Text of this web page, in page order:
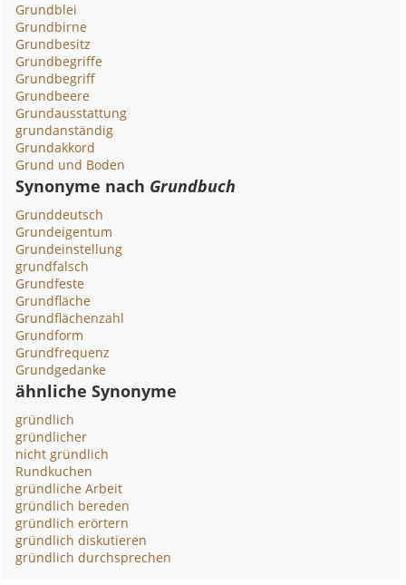
Grundblei
Grundbirne
Grundbesitz
Grundbegriffe
Grundbegriff
Grundbeere
Grundausstattung
grundanständig
Grundakkord
Grund und Boden
Synonyme nach Grundbuch
Grunddeutsch
Grundeigentum
Grundeinstellung
grundfalsch
Grundfeste
Grundfläche
Grundflächenzahl
Grundform
Grundfrequenz
Grundgedanke
ähnliche Synonyme
gründlich
gründlicher
nicht gründlich
Rundkuchen
gründliche Arbeit
gründlich bereden
gründlich erörtern
gründlich diskutieren
gründlich durchsprechen